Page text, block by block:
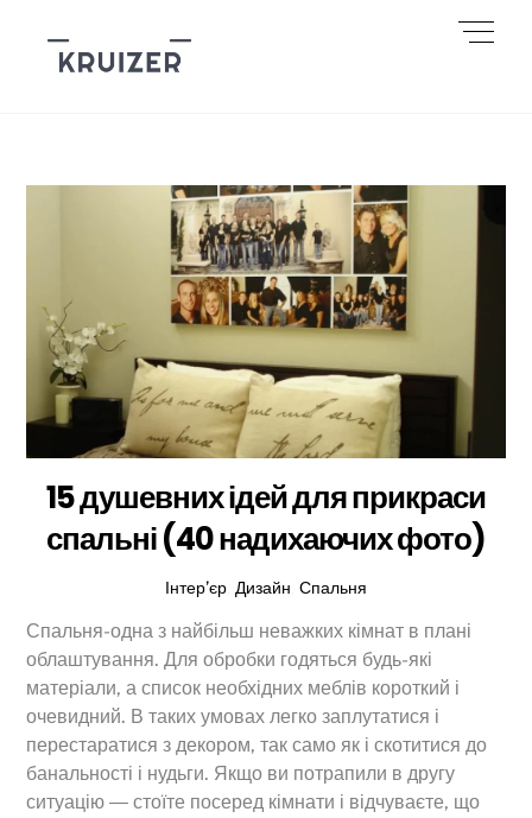
content
15 душевних ідей для прикраси
спальні (40 надихаючих фото)
Інтер’єр Дизайн Спальня
Спальня-одна з найбільш неважких кімнат в плані
облаштування. Для обробки годяться будь-які
матеріали, а список необхідних меблів короткий і
очевидний. В таких умовах легко заплутатися і
перестаратися з декором, так само як і скотитися до
банальності і нудьги. Якщо ви потрапили в другу
ситуацію ― стоїте посеред кімнати і відчуваєте, що